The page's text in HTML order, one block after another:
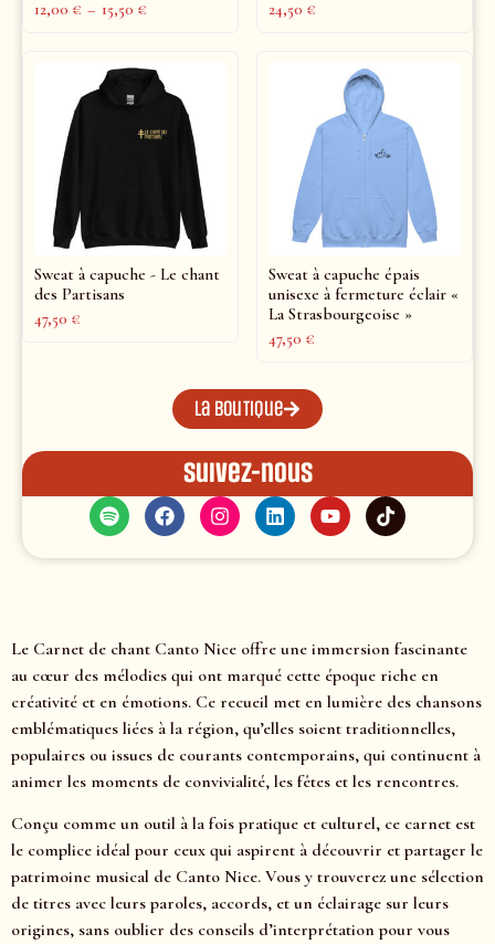
12,00 € – 15,50 € 24,50 €
Sweat à capuche - Le chant
des Partisans
47,50 €
Sweat à capuche épais
unisexe à fermeture éclair «
La Strasbourgeoise »
47,50 €
La boutique
Suivez-nous
Le Carnet de chant Canto Nice offre une immersion fascinante
au cœur des mélodies qui ont marqué cette époque riche en
créativité et en émotions. Ce recueil met en lumière des chansons
emblématiques liées à la région, qu’elles soient traditionnelles,
populaires ou issues de courants contemporains, qui continuent à
animer les moments de convivialité, les fêtes et les rencontres.
Conçu comme un outil à la fois pratique et culturel, ce carnet est
le complice idéal pour ceux qui aspirent à découvrir et partager le
patrimoine musical de Canto Nice. Vous y trouverez une sélection
de titres avec leurs paroles, accords, et un éclairage sur leurs
origines, sans oublier des conseils d’interprétation pour vous